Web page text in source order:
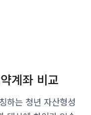
계좌 비교
하는 청년 자산형성